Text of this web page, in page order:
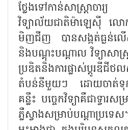
ថ្លែងទៅកាន់សាស្ត្រាចា
វិទ្យាល័យជាតិម៉ាឡេស៊ី លោក
មិញជីញ បានសង្កត់ធ្ងន់លើស
និងបណ្តុះបណ្តាល វិទ្យាសាស្ត្រ
ប្រឌិតនិងការផ្លាស់ប្តូរឌីជី
តំបន់នីមួយៗ ដោយចាត់ទុ
គន្លឹះ បច្ចេកវិទ្យាគឺជាទ្វារ
ភ្លឺស្វាងសម្រាប់បណ្តាប្រទេ